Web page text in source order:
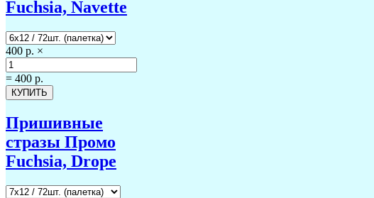
Fuchsia, Navette
400 р. ×
= 400 р.
Пришивные
стразы Промо
Fuchsia, Drope